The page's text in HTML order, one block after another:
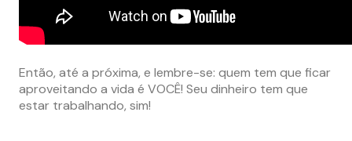
Então, até a próxima, e lembre-se: quem tem que ficar
aproveitando a vida é VOCÊ! Seu dinheiro tem que
estar trabalhando, sim!